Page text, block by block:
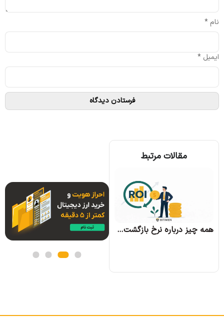
نام *
ایمیل *
مقالات مرتبط
همه چیز درباره نرخ بازگشت سرمایه و نحوه محاسبه آن